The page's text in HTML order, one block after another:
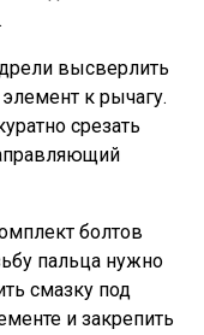
высверлить
к рычагу.
срезать
болтов
пальца нужно
смазку под
и закрепить